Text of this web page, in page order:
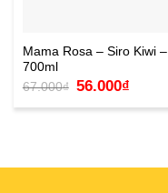
Mama Rosa – Siro Kiwi –
700ml
67.000₫
Giá
gốc
là:
56.000₫Giá
hiện
tại